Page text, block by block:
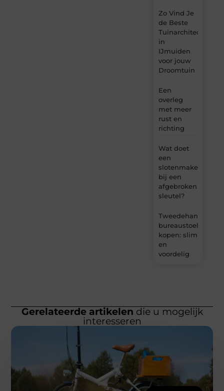
Zo Vind Je
de Beste
Tuinarchitect
in
IJmuiden
voor jouw
Droomtuin
Een
overleg
met meer
rust en
richting
Wat doet
een
slotenmaker
bij een
afgebroken
sleutel?
Tweedehands
bureaustoel
kopen: slim
en
voordelig
Gerelateerde artikelen die u mogelijk
interesseren